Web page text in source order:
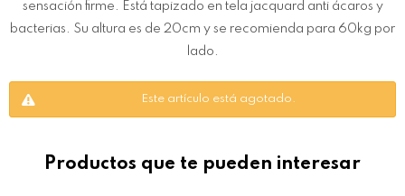
sensación firme. Está tapizado en tela jacquard anti ácaros y
bacterias. Su altura es de 20cm y se recomienda para 60kg por
lado.
Este artículo está agotado.
Productos que te pueden interesar